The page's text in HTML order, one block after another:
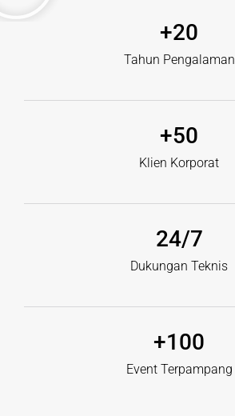
Tahun Pengalaman​
+20
Klien Korporat
+50
Dukungan Teknis
24/7
Event Terpampang
+100